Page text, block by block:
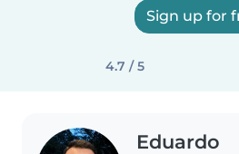
Sign up for
4.7 / 5
Eduardo